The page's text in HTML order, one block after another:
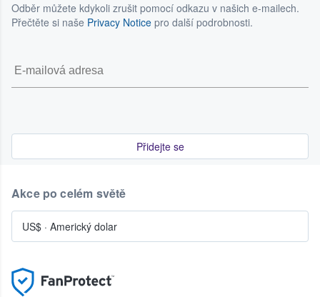
Odběr můžete kdykoli zrušit pomocí odkazu v našich e-mailech.
Přečtěte si naše Privacy Notice pro další podrobnosti.
Přidejte se
Akce po celém světě
US$ · Americký dolar